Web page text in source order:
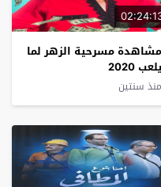
مشاهدة مسرحية الزهر لما
يلعب 2020
منذ سنتين